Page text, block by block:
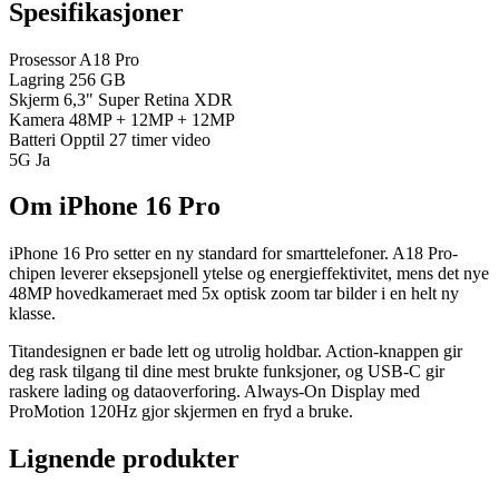
Spesifikasjoner
Prosessor A18 Pro
Lagring 256 GB
Skjerm 6,3" Super Retina XDR
Kamera 48MP + 12MP + 12MP
Batteri Opptil 27 timer video
5G Ja
Om iPhone 16 Pro
iPhone 16 Pro setter en ny standard for smarttelefoner. A18 Pro-
chipen leverer eksepsjonell ytelse og energieffektivitet, mens det nye
48MP hovedkameraet med 5x optisk zoom tar bilder i en helt ny
klasse.
Titandesignen er bade lett og utrolig holdbar. Action-knappen gir
deg rask tilgang til dine mest brukte funksjoner, og USB-C gir
raskere lading og dataoverforing. Always-On Display med
ProMotion 120Hz gjor skjermen en fryd a bruke.
Lignende produkter